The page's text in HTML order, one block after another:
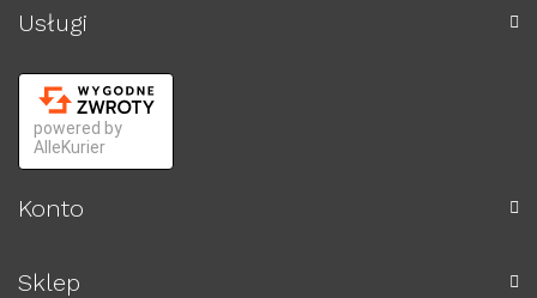
Usługi
powered by
AlleKurier
Konto
Sklep